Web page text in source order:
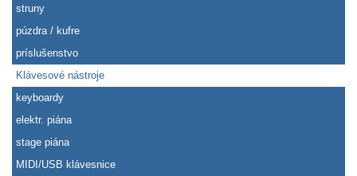
struny
púzdra / kufre
príslušenstvo
Klávesové nástroje
keyboardy
elektr. piána
stage piána
MIDI/USB klávesnice